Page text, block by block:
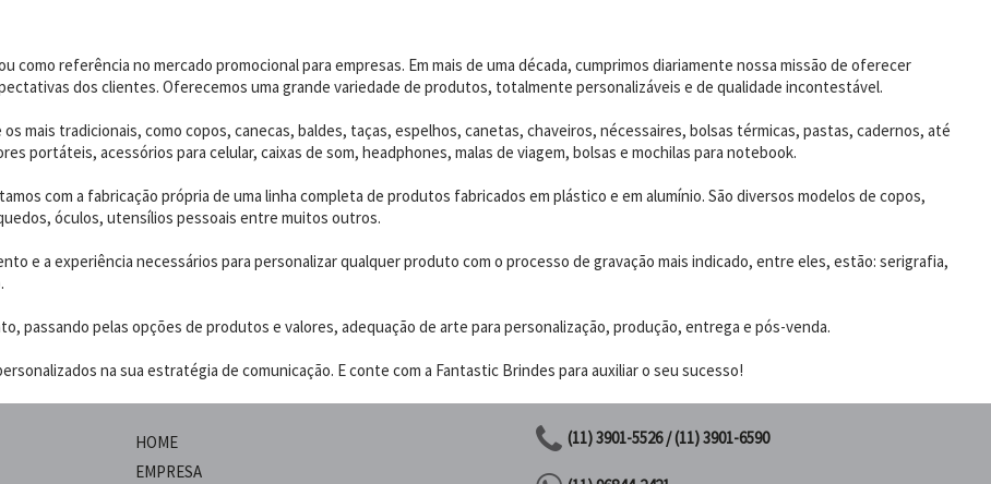
como referência no mercado promocional para empresas. Em mais de uma década, cumprimos diariamente nossa missão de oferecer
dos clientes. Oferecemos uma grande variedade de produtos, totalmente personalizáveis e de qualidade incontestável.
mais tradicionais, como copos, canecas, baldes, taças, espelhos, canetas, chaveiros, nécessaires, bolsas térmicas, pastas, cadernos, até
portáteis, acessórios para celular, caixas de som, headphones, malas de viagem, bolsas e mochilas para notebook.
com a fabricação própria de uma linha completa de produtos fabricados em plástico e em alumínio. São diversos modelos de copos,
óculos, utensílios pessoais entre muitos outros.
e a experiência necessários para personalizar qualquer produto com o processo de gravação mais indicado, entre eles, estão: serigrafia,
passando pelas opções de produtos e valores, adequação de arte para personalização, produção, entrega e pós-venda.
na sua estratégia de comunicação. E conte com a Fantastic Brindes para auxiliar o seu sucesso!
HOME
EMPRESA
(11) 3901-5526 / (11) 3901-6590